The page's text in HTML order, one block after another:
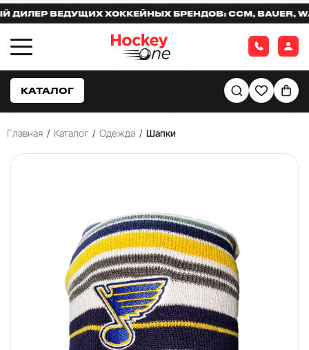
ВЕДУЩИХ ХОККЕЙНЫХ БРЕНДОВ: CCM, BAUER,
КАТАЛОГ
Главная / Каталог / Одежда / Шапки